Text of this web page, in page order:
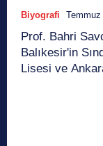
Biyografi
Prof. Bahri
Balıkesir'in
Lisesi ve